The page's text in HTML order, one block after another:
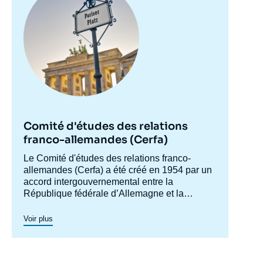
Comité d'études des relations
franco-allemandes (Cerfa)
Accroche
centre
Le Comité d'études des relations franco-
allemandes (Cerfa) a été créé en 1954 par un
accord intergouvernemental entre la
République fédérale d’Allemagne et la
l'Allemagne en France et analyser les
relations franco-allemandes y compris dans
leurs dimensions européennes et
Voir plus